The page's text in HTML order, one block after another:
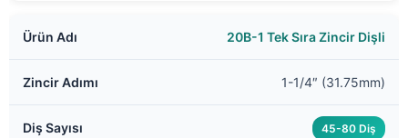
20B-1 Tek Sıra Zincir Dişli
1-1/4″ (31.75mm)
45-80 Diş